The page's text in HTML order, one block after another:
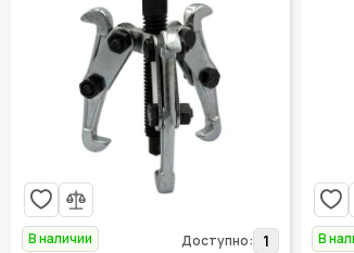
В наличии Доступно: 1 В